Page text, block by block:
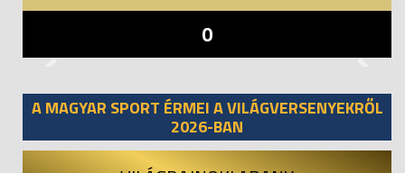
0
A MAGYAR SPORT ÉRMEI A VILÁGVERSENYEKRŐL
2026-BAN